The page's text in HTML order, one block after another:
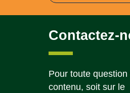
Contactez-
Pour toute
contenu, soit sur le